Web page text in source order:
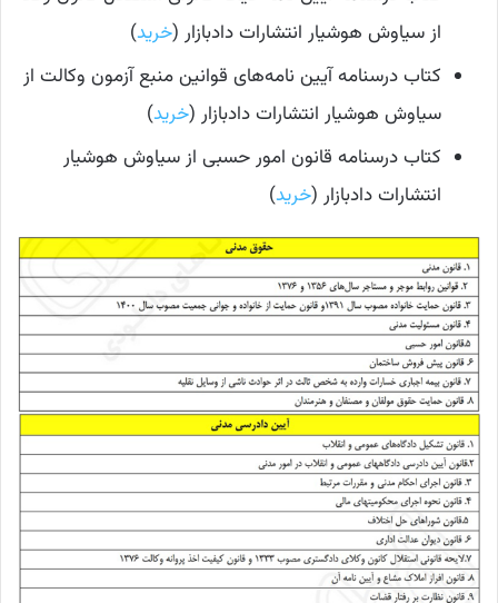
از سیاوش هوشیار انتشارات دادبازار (خرید)
کتاب درسنامه آیین‌ نامه‌های قوانین منبع آزمون وکالت از
سیاوش هوشیار انتشارات دادبازار (خرید)
کتاب درسنامه قانون امور حسبی از سیاوش هوشیار
انتشارات دادبازار (خرید)